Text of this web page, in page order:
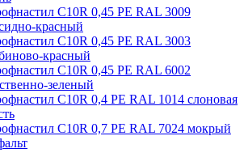
С10R 0,45 PE RAL 3009
красный
С10R 0,45 PE RAL 3003
красный
С10R 0,45 PE RAL 6002
зеленый
С10R 0,4 PE RAL 1014 слоновая
С10R 0,7 PE RAL 7024 мокрый